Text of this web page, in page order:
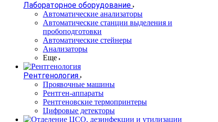
Лабораторное оборудование
Автоматические анализаторы
Автоматические станции выделения и
пробоподготовки
Автоматические стейнеры
Анализаторы
Еще
Рентгенология
Проявочные машины
Рентген-аппараты
Рентгеновские термопринтеры
Цифровые детекторы